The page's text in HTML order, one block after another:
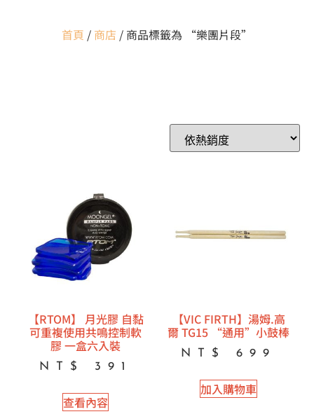
首頁 / 商店 / 商品標籤為 “樂團片段”
【RTOM】 月光膠 自黏
可重複使用共鳴控制軟
膠 一盒六入裝
NT$ 391
查看內容
【VIC FIRTH】湯姆.高
爾 TG15 “通用”小鼓棒
NT$ 699
加入購物車